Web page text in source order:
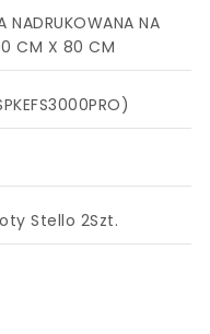
NADRUKOWANA NA
CM X 80 CM
Stello 2Szt.